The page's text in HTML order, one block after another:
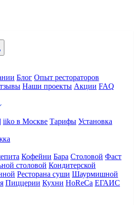
Блог Опыт рестораторов
Наши проекты Акции FAQ
iiko в Москве Тарифы Установка
Кофейни Бара Столовой Фаст
столовой Кондитерской
Ресторана суши Шаурмишной
Пиццерии Кухни HoReCa ЕГАИС